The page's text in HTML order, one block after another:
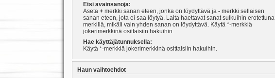
Etsi avainsanoja:
Aseta +merkki sanan eteen, jonka on löydyttävä ja -merkki sellaisen
sanan eteen, jota ei saa löytyä. Laita haettavat sanat sulkuihin erotettuna
merkillä, mikäli vain yhden sanan on löydyttävä. Käytä *-merkkiä
jokerimerkkinä osittaisiin hakuihin.
Hae käyttäjätunnuksella:
Käytä *-merkkiä jokerimerkkinä osittaisiin hakuihin.
Haun vaihtoehdot